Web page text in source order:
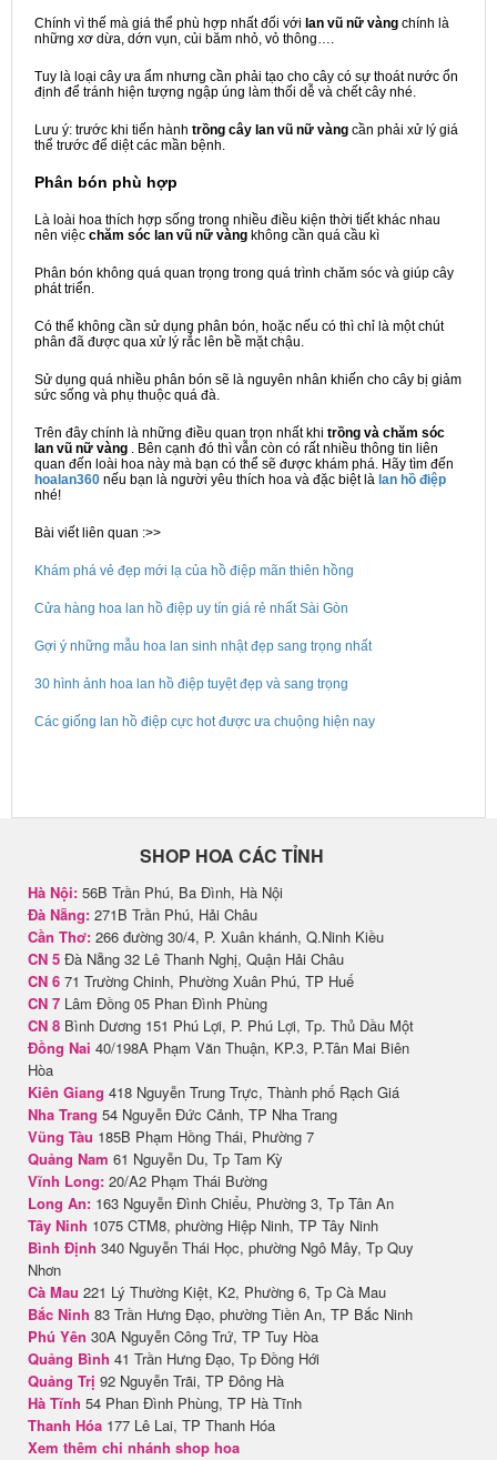
Chính vì thế mà giá thể phù hợp nhất đối với lan vũ nữ vàng chính là
những xơ dừa, dớn vụn, củi băm nhỏ, vỏ thông….
Tuy là loại cây ưa ẩm nhưng cần phải tạo cho cây có sự thoát nước ổn
định để tránh hiện tượng ngập úng làm thối dễ và chết cây nhé.
Lưu ý: trước khi tiến hành trồng cây lan vũ nữ vàng cần phải xử lý giá
thể trước để diệt các mần bệnh.
Phân bón phù hợp
Là loài hoa thích hợp sống trong nhiều điều kiện thời tiết khác nhau
nên việc chăm sóc lan vũ nữ vàng không cần quá cầu kì
Phân bón không quá quan trọng trong quá trình chăm sóc và giúp cây
phát triển.
Có thể không cần sử dụng phân bón, hoặc nếu có thì chỉ là một chút
phân đã được qua xử lý rắc lên bề mặt chậu.
Sử dụng quá nhiều phân bón sẽ là nguyên nhân khiến cho cây bị giảm
sức sống và phụ thuộc quá đà.
Trên đây chính là những điều quan trọn nhất khi trồng và chăm sóc
lan vũ nữ vàng . Bên cạnh đó thì vẫn còn có rất nhiều thông tin liên
quan đến loài hoa này mà bạn có thể sẽ được khám phá. Hãy tìm đến
hoalan360 nếu bạn là người yêu thích hoa và đặc biệt là lan hồ điệp
nhé!
Bài viết liên quan :>>
Khám phá vẻ đẹp mới lạ của hồ điệp mãn thiên hồng
Cửa hàng hoa lan hồ điệp uy tín giá rẻ nhất Sài Gòn
Gợi ý những mẫu hoa lan sinh nhật đẹp sang trọng nhất
30 hình ảnh hoa lan hồ điệp tuyệt đẹp và sang trọng
Các giống lan hồ điệp cực hot được ưa chuộng hiện nay
SHOP HOA CÁC TỈNH
Hà Nội: 56B Trần Phú, Ba Đình, Hà Nội
Đà Nẵng: 271B Trần Phú, Hải Châu
Cần Thơ: 266 đường 30/4, P. Xuân khánh, Q.Ninh Kiều
CN 5 Đà Nẵng 32 Lê Thanh Nghị, Quận Hải Châu
CN 6 71 Trường Chinh, Phường Xuân Phú, TP Huế
CN 7 Lâm Đồng 05 Phan Đình Phùng
CN 8 Bình Dương 151 Phú Lợi, P. Phú Lợi, Tp. Thủ Dầu Một
Đồng Nai 40/198A Phạm Văn Thuận, KP.3, P.Tân Mai Biên
Hòa
Kiên Giang 418 Nguyễn Trung Trực, Thành phố Rạch Giá
Nha Trang 54 Nguyễn Đức Cảnh, TP Nha Trang
Vũng Tàu 185B Phạm Hồng Thái, Phường 7
Quảng Nam 61 Nguyễn Du, Tp Tam Kỳ
Vĩnh Long: 20/A2 Phạm Thái Bường
Long An: 163 Nguyễn Đình Chiểu, Phường 3, Tp Tân An
Tây Ninh 1075 CTM8, phường Hiệp Ninh, TP Tây Ninh
Bình Định 340 Nguyễn Thái Học, phường Ngô Mây, Tp Quy
Nhơn
Cà Mau 221 Lý Thường Kiệt, K2, Phường 6, Tp Cà Mau
Bắc Ninh 83 Trần Hưng Đạo, phường Tiền An, TP Bắc Ninh
Phú Yên 30A Nguyễn Công Trứ, TP Tuy Hòa
Quảng Bình 41 Trần Hưng Đạo, Tp Đồng Hới
Quảng Trị 92 Nguyễn Trãi, TP Đông Hà
Hà Tĩnh 54 Phan Đình Phùng, TP Hà Tĩnh
Thanh Hóa 177 Lê Lai, TP Thanh Hóa
Xem thêm chi nhánh shop hoa